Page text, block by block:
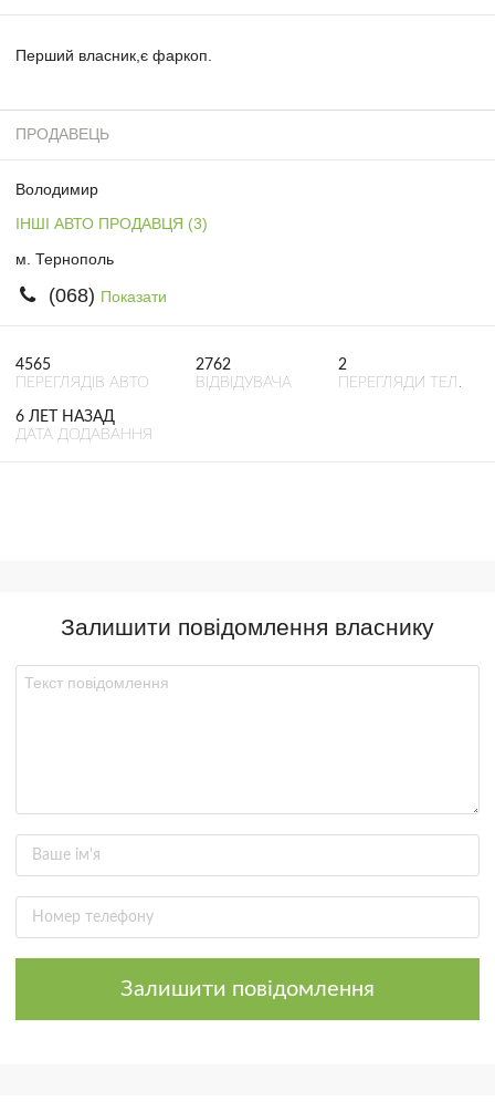
Перший власник,є фаркоп.
ПРОДАВЕЦЬ
Володимир
ІНШІ АВТО ПРОДАВЦЯ (3)
м. Тернополь
(068) Показати
4565
ПЕРЕГЛЯДІВ АВТО
2762
ВІДВІДУВАЧА
2
ПЕРЕГЛЯДИ ТЕЛ.
6 ЛЕТ НАЗАД
ДАТА ДОДАВАННЯ
Залишити повідомлення власнику
Залишити повідомлення